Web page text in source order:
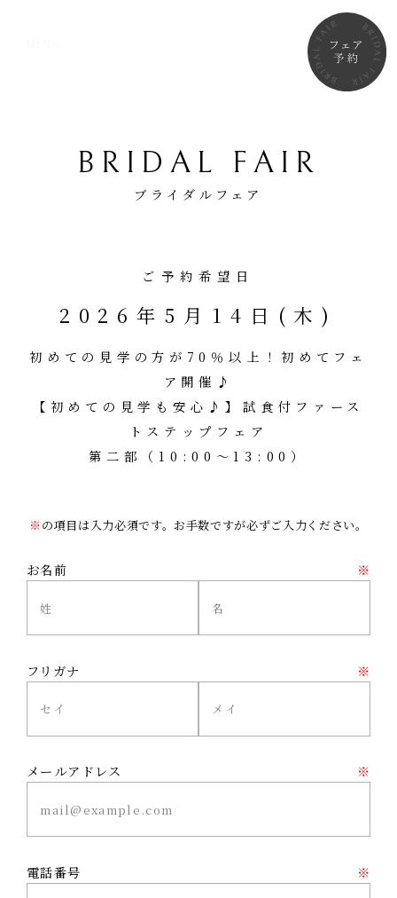
BRIDAL FAIR
ブライダルフェア
ご予約希望日
2026年5月14日(木)
初めての見学の方が70％以上！初めてフェ
ア開催♪
【初めての見学も安心♪】試食付ファース
トステップフェア
第二部（10:00～13:00）
※の項目は入力必須です。お手数ですが必ずご入力ください。
お名前 ※
フリガナ ※
メールアドレス ※
電話番号 ※